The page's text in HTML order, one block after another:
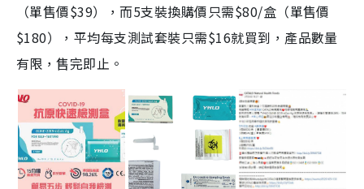
（單售價$39），而5支裝換購價只需$80/盒（單售價
$180），平均每支測試套裝只需$16就買到，產品數量
有限，售完即止。